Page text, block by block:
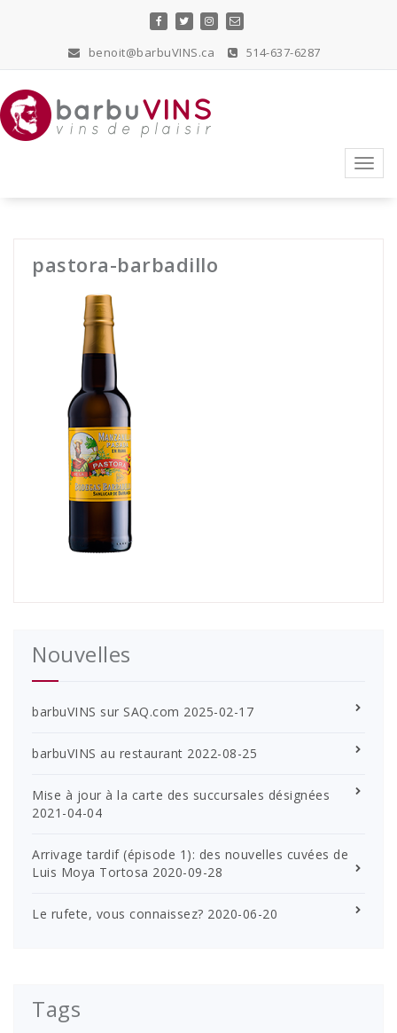
benoit@barbuVINS.ca 514-637-6287
pastora-barbadillo
Nouvelles
barbuVINS sur SAQ.com 2025-02-17
barbuVINS au restaurant 2022-08-25
Mise à jour à la carte des succursales désignées
2021-04-04
Arrivage tardif (épisode 1): des nouvelles cuvées de
Luis Moya Tortosa 2020-09-28
Le rufete, vous connaissez? 2020-06-20
Tags